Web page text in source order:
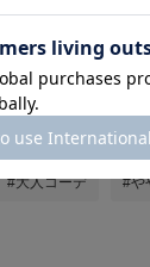
イル #着回し力
コーデ #初夏の
#大人コーデ #や